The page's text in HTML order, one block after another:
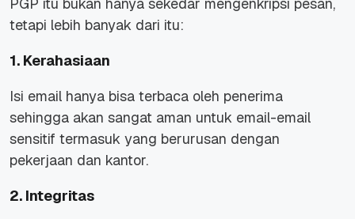
PGP itu bukan hanya sekedar mengenkripsi pesan,
tetapi lebih banyak dari itu:
1. Kerahasiaan
Isi email hanya bisa terbaca oleh penerima
sehingga akan sangat aman untuk email-email
sensitif termasuk yang berurusan dengan
pekerjaan dan kantor.
2. Integritas